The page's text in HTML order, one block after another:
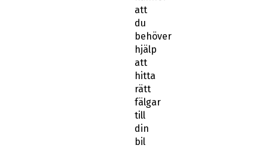
att
du
behöver
hjälp
att
hitta
rätt
fälgar
till
din
bil